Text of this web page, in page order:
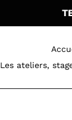
Les ateliers,